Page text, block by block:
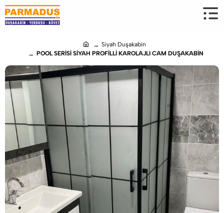
h
m
Siyah Duşakabin
POOL SERİSİ SİYAH PROFİLLİ KAROLAJLI CAM DUŞAKABİN